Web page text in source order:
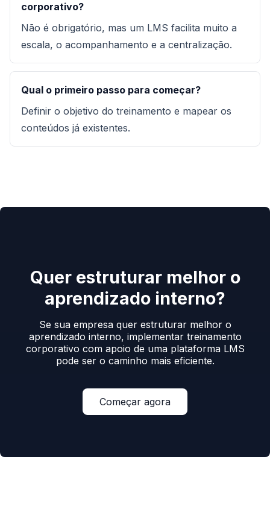
corporativo?
Não é obrigatório, mas um LMS facilita muito a
escala, o acompanhamento e a centralização.
Qual o primeiro passo para começar?
Definir o objetivo do treinamento e mapear os
conteúdos já existentes.
Quer estruturar melhor o
aprendizado interno?
Se sua empresa quer estruturar melhor o
aprendizado interno, implementar treinamento
corporativo com apoio de uma plataforma LMS
pode ser o caminho mais eficiente.
Começar agora